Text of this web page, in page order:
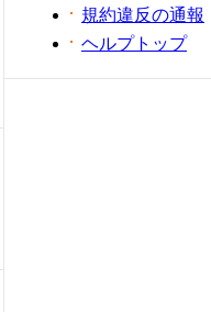
規約違反の通報
ヘルプトップ